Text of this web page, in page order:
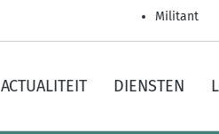
Militant
ACTUALITEIT DIENSTEN